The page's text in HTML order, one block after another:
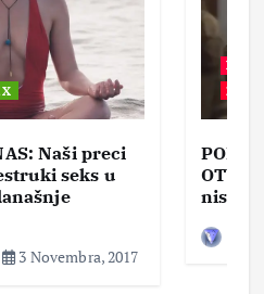
Naši preci
seks u
3 Novembra, 2017
BEZ
nisam